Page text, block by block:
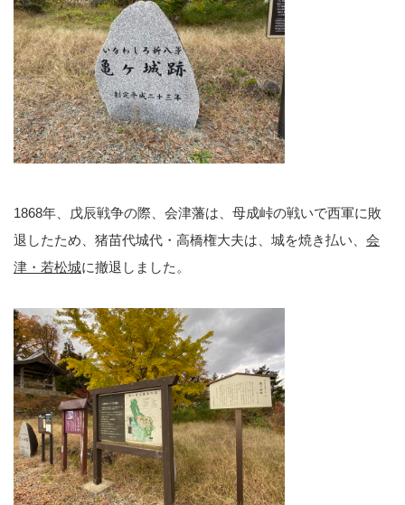
1868年、戊辰戦争の際、会津藩は、母成峠の戦いで西軍に敗
退したため、猪苗代城代・高橋権大夫は、城を焼き払い、 会
津・若松城に撤退しました。